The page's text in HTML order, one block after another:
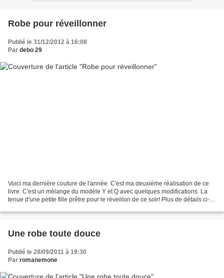
Robe pour réveillonner
Publié le 31/12/2012 à 16:08
Par debo 29
Voici ma dernière couture de l'année. C'est ma deuxième réalisation de ce
livre. C'est un mélange du modèle Y et Q avec quelques modifications. La
tenue d'une petite fille prêtre pour le réveillon de ce soir! Plus de détails ci-
Une robe toute douce
Publié le 28/09/2011 à 19:30
Par romanemone